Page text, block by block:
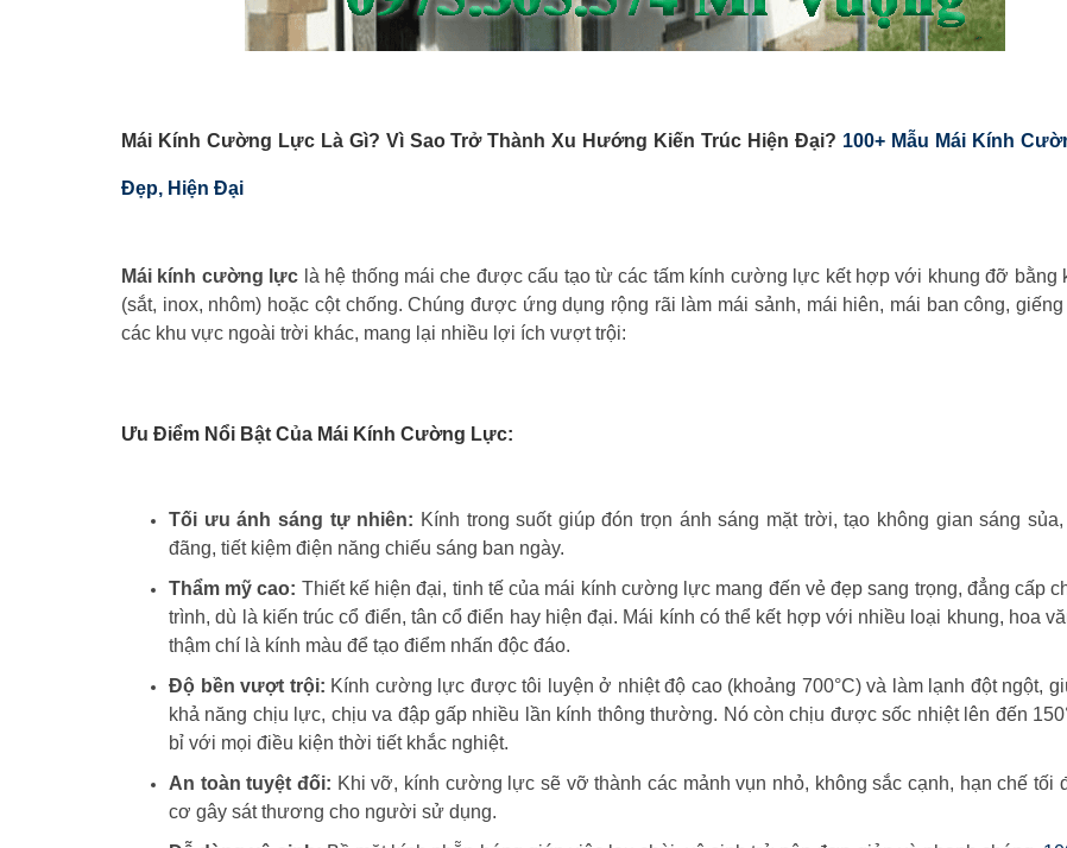
Mái Kính Cường Lực Là Gì? Vì Sao Trở Thành Xu Hướng Kiến Trúc Hiện Đại? 100+ Mẫu Mái Kính
Đẹp, Hiện Đại
Mái kính cường lực là hệ thống mái che được cấu tạo từ các tấm kính cường lực kết hợp với khung đỡ bằng
(sắt, inox, nhôm) hoặc cột chống. Chúng được ứng dụng rộng rãi làm mái sảnh, mái hiên, mái ban công,
các khu vực ngoài trời khác, mang lại nhiều lợi ích vượt trội:
Ưu Điểm Nổi Bật Của Mái Kính Cường Lực:
Tối ưu ánh sáng tự nhiên: Kính trong suốt giúp đón trọn ánh sáng mặt trời, tạo không gian sáng sủa,
đãng, tiết kiệm điện năng chiếu sáng ban ngày.
Thẩm mỹ cao: Thiết kế hiện đại, tinh tế của mái kính cường lực mang đến vẻ đẹp sang trọng, đẳng cấp
trình, dù là kiến trúc cổ điển, tân cổ điển hay hiện đại. Mái kính có thể kết hợp với nhiều loại khung, hoa
thậm chí là kính màu để tạo điểm nhấn độc đáo.
Độ bền vượt trội: Kính cường lực được tôi luyện ở nhiệt độ cao (khoảng 700°C) và làm lạnh đột ngột,
khả năng chịu lực, chịu va đập gấp nhiều lần kính thông thường. Nó còn chịu được sốc nhiệt lên đến
bỉ với mọi điều kiện thời tiết khắc nghiệt.
An toàn tuyệt đối: Khi vỡ, kính cường lực sẽ vỡ thành các mảnh vụn nhỏ, không sắc cạnh, hạn chế tối
cơ gây sát thương cho người sử dụng.